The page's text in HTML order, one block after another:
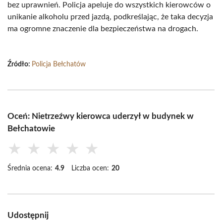
bez uprawnień. Policja apeluje do wszystkich kierowców o
unikanie alkoholu przed jazdą, podkreślając, że taka decyzja
ma ogromne znaczenie dla bezpieczeństwa na drogach.
Źródło: Policja Bełchatów
Oceń: Nietrzeźwy kierowca uderzył w budynek w
Bełchatowie
★ ★ ★ ★ ★
Średnia ocena: 4.9 Liczba ocen: 20
Udostępnij